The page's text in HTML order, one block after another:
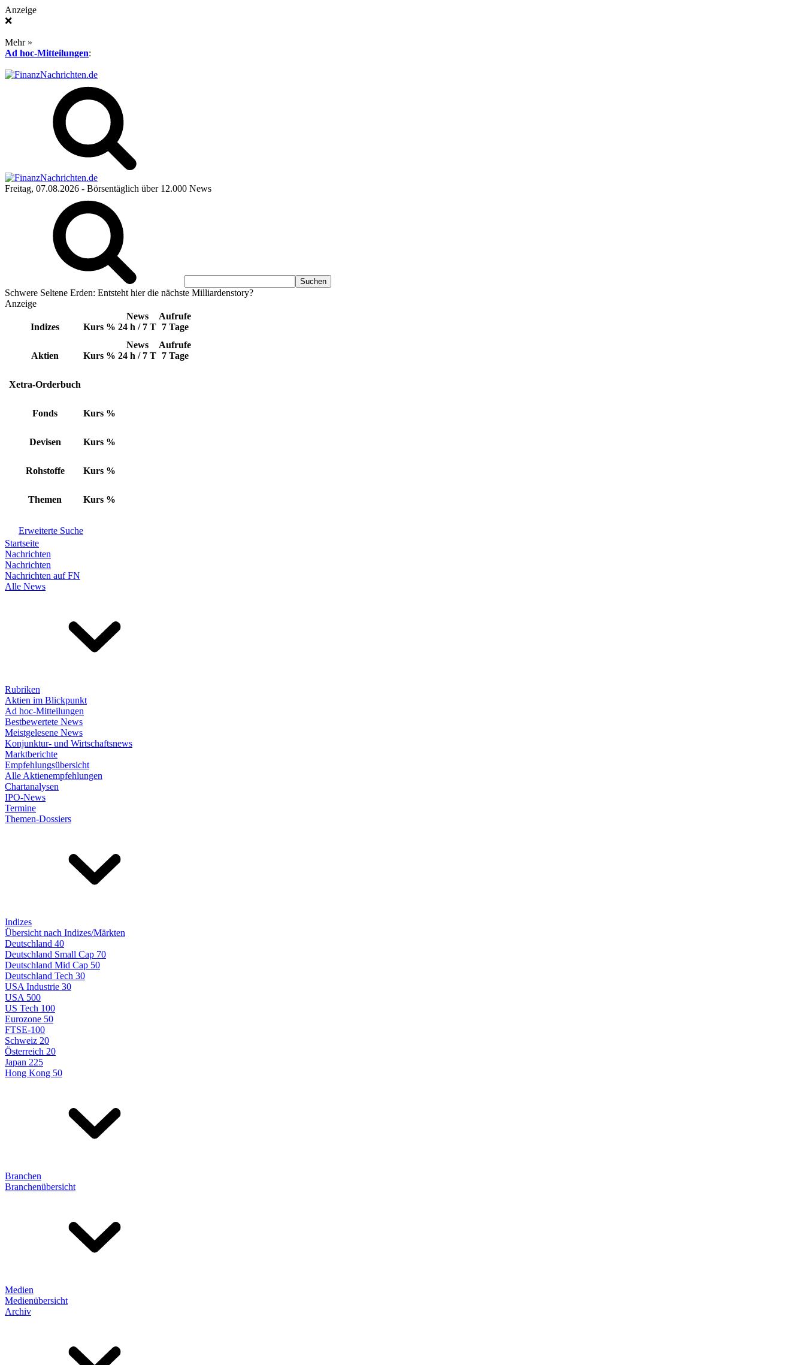
Anzeige
❌
Mehr »
Ad hoc-Mitteilungen:
Freitag, 07.08.2026 - Börsentäglich über 12.000 News
Schwere Seltene Erden: Entsteht hier die nächste Milliardenstory?
Anzeige
Indizes Kurs %
News
24 h / 7 T
Aufrufe
7 Tage
Aktien Kurs %
News
24 h / 7 T
Aufrufe
7 Tage
Xetra-Orderbuch
Fonds Kurs %
Devisen Kurs %
Rohstoffe Kurs %
Themen Kurs %
Erweiterte Suche
Startseite
Nachrichten
Nachrichten
Nachrichten auf FN
Alle News
Rubriken
Aktien im Blickpunkt
Ad hoc-Mitteilungen
Bestbewertete News
Meistgelesene News
Konjunktur- und Wirtschaftsnews
Marktberichte
Empfehlungsübersicht
Alle Aktienempfehlungen
Chartanalysen
IPO-News
Termine
Themen-Dossiers
Indizes
Übersicht nach Indizes/Märkten
Deutschland 40
Deutschland Small Cap 70
Deutschland Mid Cap 50
Deutschland Tech 30
USA Industrie 30
USA 500
US Tech 100
Eurozone 50
FTSE-100
Schweiz 20
Österreich 20
Japan 225
Hong Kong 50
Branchen
Branchenübersicht
Medien
Medienübersicht
Archiv